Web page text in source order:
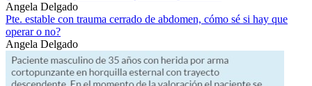
Angela Delgado
Pte. estable con trauma cerrado de abdomen, cómo sé si hay que
operar o no?
Angela Delgado